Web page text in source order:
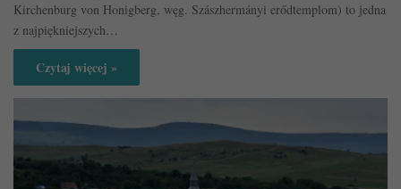
Kirchenburg von Honigberg, węg. Szászhermányi erődtemplom) to jedna
z najpiękniejszych…
Czytaj więcej »